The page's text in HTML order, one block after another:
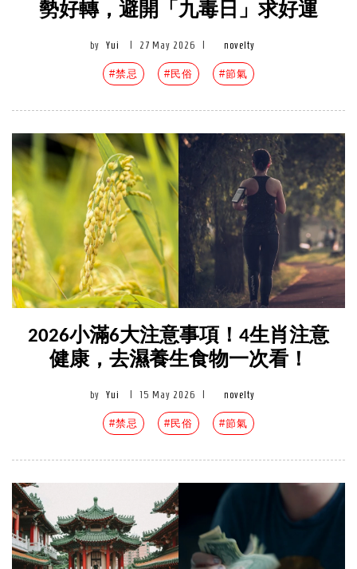
勢好轉，避開「九毒日」求好運
by Yui 27 May 2026 novelty
#禁忌 #民俗 #節氣
2026小滿6大注意事項！4生肖注意
健康，去濕養生食物一次看！
by Yui 15 May 2026 novelty
#禁忌 #民俗 #節氣